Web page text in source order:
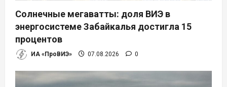
Солнечные мегаватты: доля ВИЭ в
энергосистеме Забайкалья достигла 15
процентов
ИА «ПроВИЭ» 07.08.2026 0